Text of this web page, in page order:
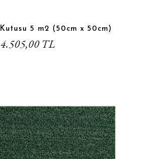
5 m2 (50cm x 50cm)
4.505,00 TL